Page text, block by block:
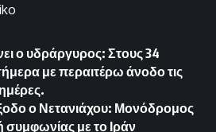
ο υδράργυρος: Στους 34
με περαιτέρω άνοδο τις
ο Νετανιάχου: Μονόδρομος
με το Ιράν